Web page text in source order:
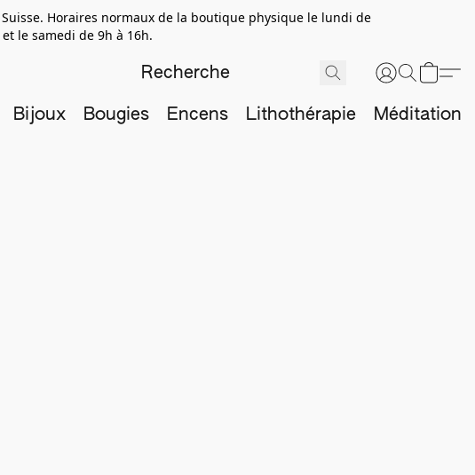
Horaires normaux de la boutique physique le lundi de
le samedi de 9h à 16h.
Bijoux Bougies Encens Lithothérapie Méditation